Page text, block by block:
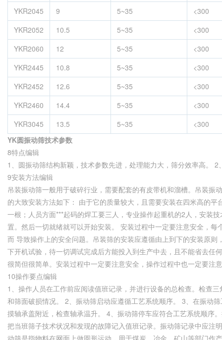
YKR2045
9 5~35
<300
YKR2052
10.5 5~35
<300
YKR2060
12 5~35
<300
YKR2445
10.8 5~35
<300
YKR2452
12.6 5~35
<300
YKR2460
14.4 5~35
<300
YKR3045
13.5 5~35
<300
YK圆振动筛技术参数
8特点编辑
1、圆振动筛结构新颖，技术参数先进，处理能力大，筛分效率高。
9安装方法编辑
吊装振动筛一般用于破碎行业，需要配套的有皮带机和溜槽。吊装
的大致安装方法如下： 由于它的质量较大，且需要安装在四米高的
一根；人员方面***起码的焊工要三人，专业操作起重机的2人，安装
置。然后一切就绪就可以开始安装。 安装过程中一定要注意安全，
而 导致操作上的安全问题。吊装筛的安装应遵循由上到下的安装原
下开机试验，待一切调试完成后方能投入到生产中去，且不能省去
很简但很简单。安装过程中一定要注意安全，操作过程中也一定要注
10操作要点编辑
1、操作人员在工作前应阅读值班记录，并进行设备的总检查。检查
和筛面破损情况。 2、振动筛启动应遵循工艺系统顺序。 3、在振动
摸轴承盖附近，检查轴承温升。 4、振动筛停车应符合工艺系统顺序
把当班筛子技术状况和发现的故障记入值班记录。振动筛记录中应注
动筛是指物料在网面上做圆形运动，用于煤炭、冶金、矿山等部门